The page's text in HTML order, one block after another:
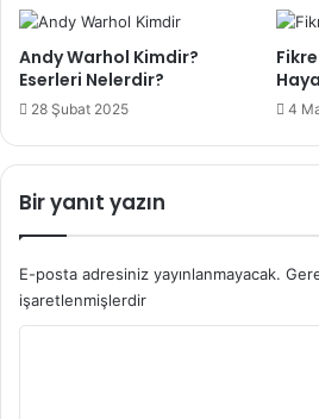
Andy Warhol Kimdir?
Eserleri Nelerdir?
28 Şubat 2025 4
Bir yanıt yazın
E-posta adresiniz yayınlanmayacak.
işaretlenmişlerdir